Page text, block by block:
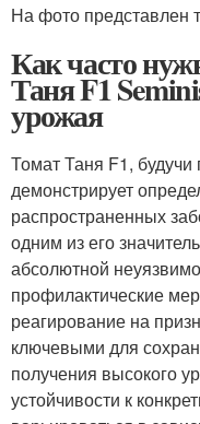
На фото представлен
Как часто
Таня F1
урожая
Томат Таня F1,
демонстрирует
распространенных
одним из его
абсолютной
профилактические
реагирование на
ключевыми для
получения высокого
устойчивости к